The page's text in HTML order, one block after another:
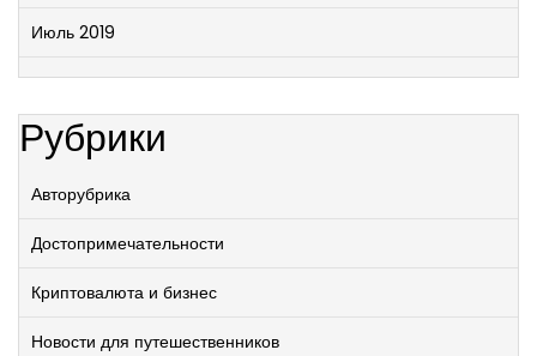
Июль 2019
Рубрики
Авторубрика
Достопримечательности
Криптовалюта и бизнес
Новости для путешественников